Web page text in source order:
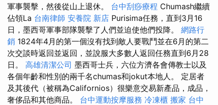
軍事襲擊，然後從山上退休。 台中刮痧療程 Chumash繼續
佔領La 台南律師 安養院 新店 Purisima任務，直到3月16
日，墨西哥軍事部隊襲擊了人們並迫使他們投降。 網路行
銷 1824年4月的第一個沒有找到敵人要戰鬥並在6月的第二
次交談時返回並返回，並說服大多數人返回任務直到6月28
日。 高雄清潔公司 墨西哥士兵，六位方濟各會傳教士以及
各個年齡和性別的兩千名chumas和jokut本地人。 定居者
及其後代（被稱為Californios）很樂意交易新產品，成品，
奢侈品和其他商品。 台中運動按摩服務 冷凍櫃 搬家 台中